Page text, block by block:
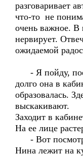
разговаривает
что-то не
очень важное. В
нервирует.
ожидаемой
- Я пойду,
долго она в
образовалась.
выскакивают.
Заходит в
На ее лице
- Вот
Нина лежит на